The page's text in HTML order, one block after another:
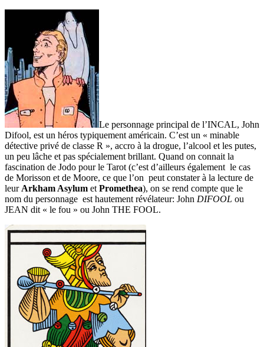
Le personnage principal de l’INCAL, John
Difool, est un héros typiquement américain. C’est un « minable
détective privé de classe R », accro à la drogue, l’alcool et les putes,
un peu lâche et pas spécialement brillant. Quand on connait la
fascination de Jodo pour le Tarot (c’est d’ailleurs également le cas
de Morisson et de Moore, ce que l’on peut constater à la lecture de
leur Arkham Asylum et Promethea), on se rend compte que le
nom du personnage est hautement révélateur: John DIFOOL ou
JEAN dit « le fou » ou John THE FOOL.